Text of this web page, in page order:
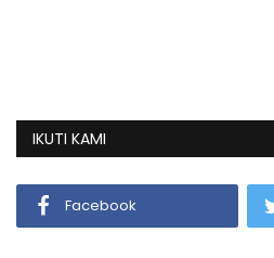
IKUTI KAMI
Facebook